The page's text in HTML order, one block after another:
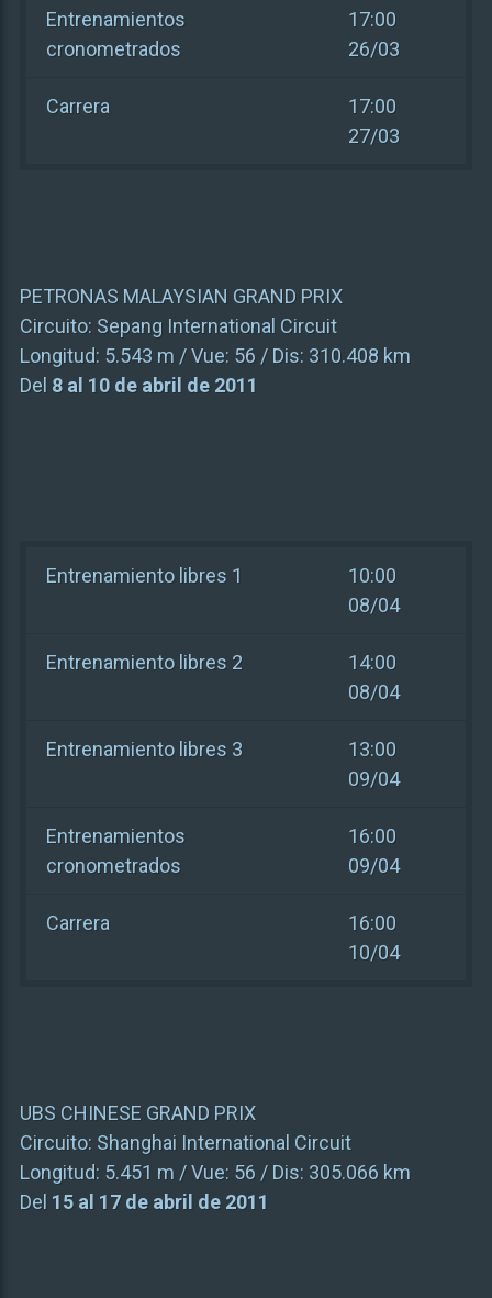
Entrenamientos
cronometrados
17:00
26/03
Carrera
17:00
27/03
PETRONAS MALAYSIAN GRAND PRIX
Circuito: Sepang International Circuit
Longitud: 5.543 m / Vue: 56 / Dis: 310.408 km
Del 8 al 10 de abril de 2011
Entrenamiento libres 1
10:00
08/04
Entrenamiento libres 2
14:00
08/04
Entrenamiento libres 3
13:00
09/04
Entrenamientos
cronometrados
16:00
09/04
Carrera
16:00
10/04
UBS CHINESE GRAND PRIX
Circuito: Shanghai International Circuit
Longitud: 5.451 m / Vue: 56 / Dis: 305.066 km
Del 15 al 17 de abril de 2011